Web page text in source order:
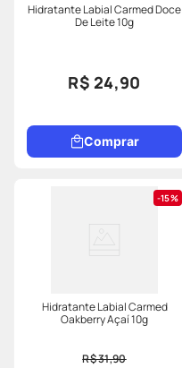
Hidratante Labial Carmed Doce
De Leite 10g
R$ 24,90
Comprar
15%
Hidratante Labial Carmed
Oakberry Açaí 10g
R$ 31,90